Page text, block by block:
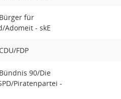
für
Adomeit - skE
FDP
90/Die
Piratenpartei -